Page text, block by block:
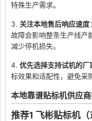
特殊生产需求。
3. 关注本地售后响应速度
故障会影响整条生产线产
减少停机损失。
4. 优先选择支持试机的厂
标效果和适配性，避免采
本地靠谱贴标机供应
推荐1 飞彬贴标机（